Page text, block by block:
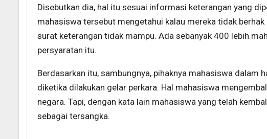
Disebutkan dia, hal itu sesuai informasi keterangan yang
mahasiswa tersebut mengetahui kalau mereka tidak
surat keterangan tidak mampu. Ada sebanyak 400 lebih
persyaratan itu.
Berdasarkan itu, sambungnya, pihaknya mahasiswa dalam
diketika dilakukan gelar perkara. Hal mahasiswa
negara. Tapi, dengan kata lain mahasiswa yang telah
sebagai tersangka.